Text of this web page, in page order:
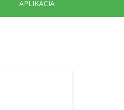
APLIKÁCIA